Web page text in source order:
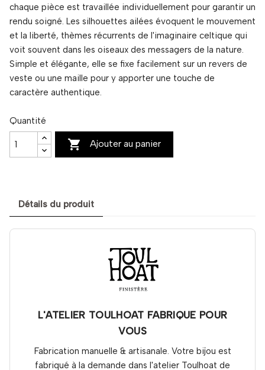
chaque pièce est travaillée individuellement pour garantir un
rendu soigné. Les silhouettes ailées évoquent le mouvement
et la liberté, thèmes récurrents de l'imaginaire celtique qui
voit souvent dans les oiseaux des messagers de la nature.
Simple et élégante, elle se fixe facilement sur un revers de
veste ou une maille pour y apporter une touche de
caractère authentique.
Quantité
 Ajouter au panier
Détails du produit
L'ATELIER TOULHOAT FABRIQUE POUR
VOUS
Fabrication manuelle & artisanale. Votre bijou est
fabriqué à la demande dans l'atelier Toulhoat de